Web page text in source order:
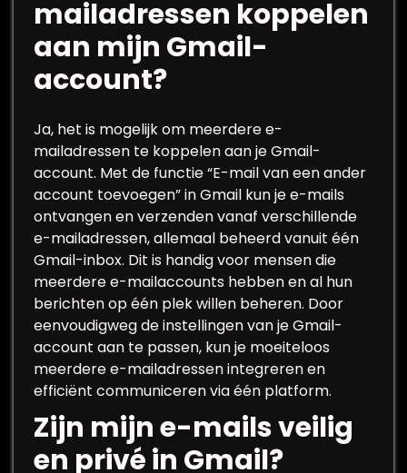
mailadressen koppelen
aan mijn Gmail-
account?
Ja, het is mogelijk om meerdere e-
mailadressen te koppelen aan je Gmail-
account. Met de functie “E-mail van een ander
account toevoegen” in Gmail kun je e-mails
ontvangen en verzenden vanaf verschillende
e-mailadressen, allemaal beheerd vanuit één
Gmail-inbox. Dit is handig voor mensen die
meerdere e-mailaccounts hebben en al hun
berichten op één plek willen beheren. Door
eenvoudigweg de instellingen van je Gmail-
account aan te passen, kun je moeiteloos
meerdere e-mailadressen integreren en
efficiënt communiceren via één platform.
Zijn mijn e-mails veilig
en privé in Gmail?